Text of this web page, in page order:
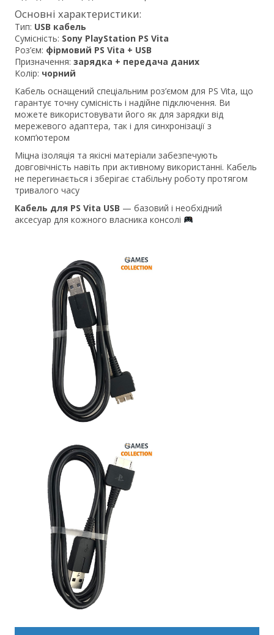
Основні характеристики:
Тип: USB кабель
Сумісність: Sony PlayStation PS Vita
Роз’єм: фірмовий PS Vita + USB
Призначення: зарядка + передача даних
Колір: чорний
Кабель оснащений спеціальним роз’ємом для PS Vita, що
гарантує точну сумісність і надійне підключення. Ви
можете використовувати його як для зарядки від
мережевого адаптера, так і для синхронізації з
комп’ютером
Міцна ізоляція та якісні матеріали забезпечують
довговічність навіть при активному використанні. Кабель
не перегинається і зберігає стабільну роботу протягом
тривалого часу
Кабель для PS Vita USB — базовий і необхідний
аксесуар для кожного власника консолі